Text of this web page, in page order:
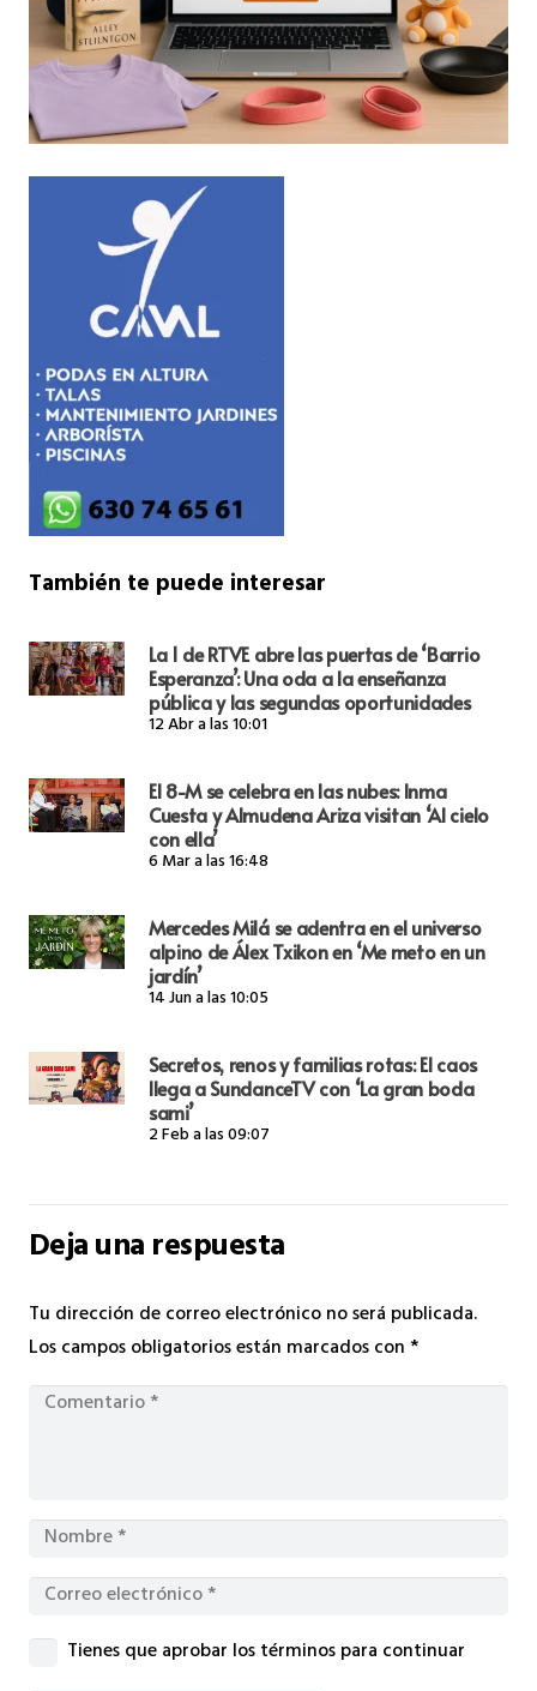
También te puede interesar
La 1 de RTVE abre las puertas de ‘Barrio
Esperanza’: Una oda a la enseñanza
pública y las segundas oportunidades
12 Abr a las 10:01
El 8-M se celebra en las nubes: Inma
Cuesta y Almudena Ariza visitan ‘Al cielo
con ella’
6 Mar a las 16:48
Mercedes Milá se adentra en el universo
alpino de Álex Txikon en ‘Me meto en un
jardín’
14 Jun a las 10:05
Secretos, renos y familias rotas: El caos
llega a SundanceTV con ‘La gran boda
sami’
2 Feb a las 09:07
Deja una respuesta
Tu dirección de correo electrónico no será publicada.
Los campos obligatorios están marcados con*
Tienes que aprobar los términos para continuar